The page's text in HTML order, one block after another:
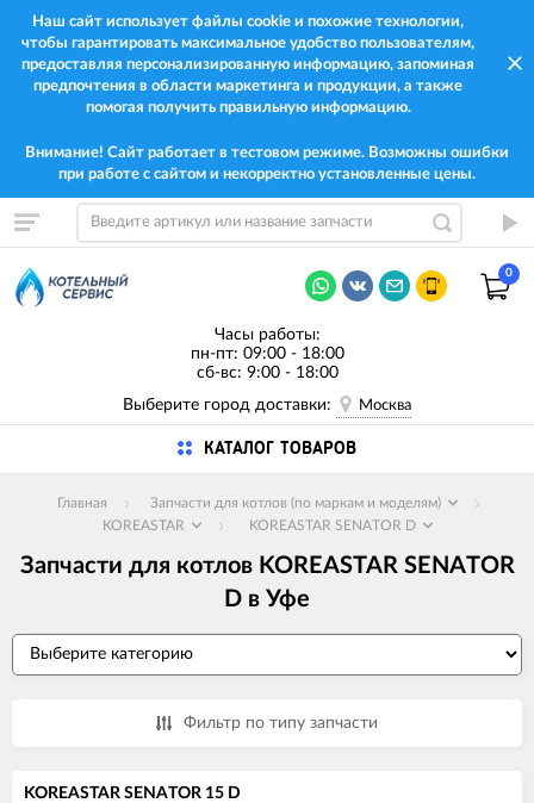
Наш сайт использует файлы cookie и похожие технологии,
чтобы гарантировать максимальное удобство пользователям,
предоставляя персонализированную информацию, запоминая
предпочтения в области маркетинга и продукции, а также
помогая получить правильную информацию.
Внимание! Сайт работает в тестовом режиме. Возможны ошибки
при работе с сайтом и некорректно установленные цены.
0
Часы работы:
пн-пт: 09:00 - 18:00
сб-вс: 9:00 - 18:00
Выберите город доставки:
Москва
КАТАЛОГ ТОВАРОВ
Главная
Запчасти для котлов (по маркам и моделям)
KOREASTAR
KOREASTAR SENATOR D
Запчасти для котлов KOREASTAR SENATOR
D в Уфе
Фильтр по типу запчасти
KOREASTAR SENATOR 15 D